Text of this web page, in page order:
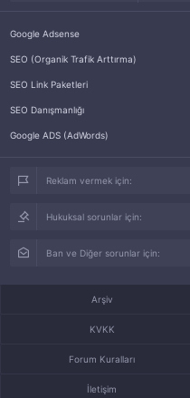
Google Adsense
SEO (Organik Trafik Arttırma)
SEO Link Paketleri
SEO Danışmanlığı
Google ADS (AdWords)
Reklam vermek için:
Hukuksal sorunlar için:
Ban ve Diğer sorunlar için:
Arşiv
KVKK
Forum Kuralları
İletişim